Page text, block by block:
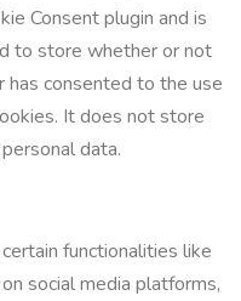
Consent plugin and is
to store whether or not
has consented to the use
It does not store
data.
functionalities like
social media platforms,